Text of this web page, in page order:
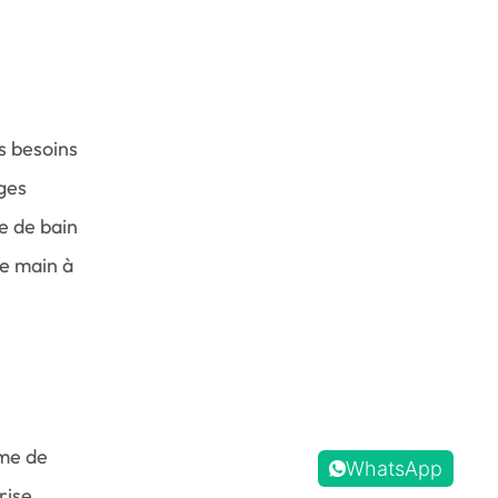
besoins
de bain
main à
de
WhatsApp